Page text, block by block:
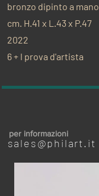
bronzo dipinto a mano
cm. H.41 x L.43 x P.47
2022
6 + I prova d'artista
per informazioni
sales@philart.it